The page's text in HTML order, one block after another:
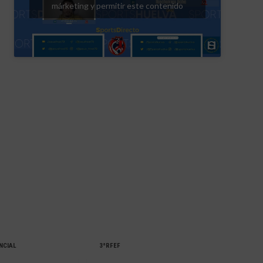
márketing y permitir este contenido
3ªRFEF